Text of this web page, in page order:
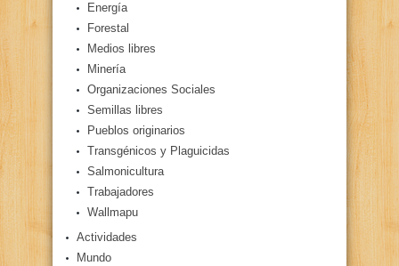
Energía
Forestal
Medios libres
Minería
Organizaciones Sociales
Semillas libres
Pueblos originarios
Transgénicos y Plaguicidas
Salmonicultura
Trabajadores
Wallmapu
Actividades
Mundo